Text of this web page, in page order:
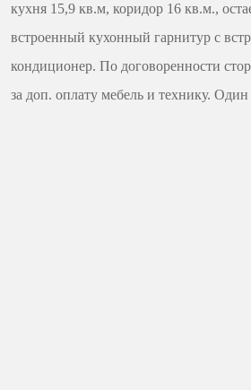
кухня 15,9 кв.м, коридор 16 кв.м.,
встроенный кухонный гарнитур с
кондиционер. По договоренности
за доп. оплату мебель и технику.